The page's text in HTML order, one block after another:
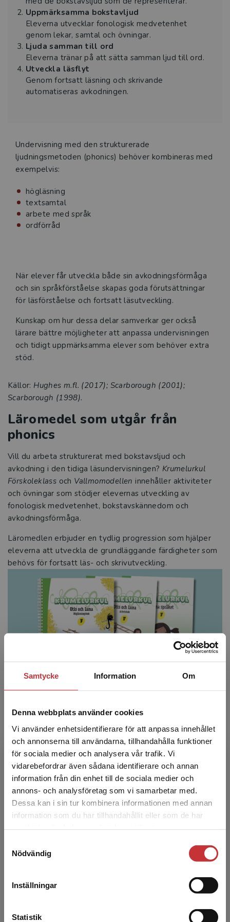
Samtycke Information Om
Denna webbplats använder cookies
Vi använder enhetsidentifierare för att anpassa innehållet
och annonserna till användarna, tillhandahålla funktioner
för sociala medier och analysera vår trafik. Vi
vidarebefordrar även sådana identifierare och annan
information från din enhet till de sociala medier och
annons- och analysföretag som vi samarbetar med.
Dessa kan i sin tur kombinera informationen med annan
information som du har tillhandahållit eller som de har
Nödvändig
Inställningar
Statistik
Begränsad fraktregion
Det verkar som att du besöker
studentlitteratur.se via en enhet utanför Sverige.
Vi erbjuder inte leveranser utanför Sverige. För
att kunna slutföra ett köp måste
Uppmärksamma bokstavljud
Eleverna utvecklar fonologisk medvetenhet
genom lekar, samtal och övningar.
Ljuda samman till ord
Eleverna tränar på att sätta samman ljud till ord.
Utveckla läsflyt
Genom fortsatt läsning och skrivande
automatiseras avkodningen.
Undervisning med den strukturerade
ljudningsmetoden (phonics) behöver kombineras med
exempelvis:
högläsning
textsamtal
arbete med språk
ordförråd
När elever får utveckla både sin avkodningsförmåga
och sin språkförståelse skapas goda förutsättningar
för läsförståelse och fortsatt läsutveckling.
Kunskap om hur dessa delar samverkar ger också
lärare bättre möjligheter att anpassa undervisningen
och tidigt uppmärksamma elever som behöver extra
stöd.
Källor: Hughes m.fl. (2017); Scarborough (2001);
Scarborough (1998).
Läromedel som utgår från
phonics
Vill du arbeta strukturerat med bokstavsljud och
avkodning i den tidiga läsundervisningen? Krumelurkul
Förskoleklass och Vallmomodellen innehåller aktiviteter
och övningar som stödjer elevernas utveckling av
fonologisk medvetenhet, bokstavskännedom och
avkodningsförmåga.
Läromedlen erbjuder en tydlig progression som hjälper
eleverna att utveckla de grundläggande färdigheter som
behövs för fortsatt läs- och skrivutveckling.
Krumelurkul Förskoleklass
Krumelurkulför förskoleklassen är ett läromedel som
utgår från den språkutvecklande högläsningen och
strukturerade ljudningsmetoden (phonics). Genom
engagerande berättelser, systematisk och
strukturerad bokstavsinlärning samt ett omfattande
lärarstöd får eleverna en gedigen start på sin läs- och
skrivinlärning.